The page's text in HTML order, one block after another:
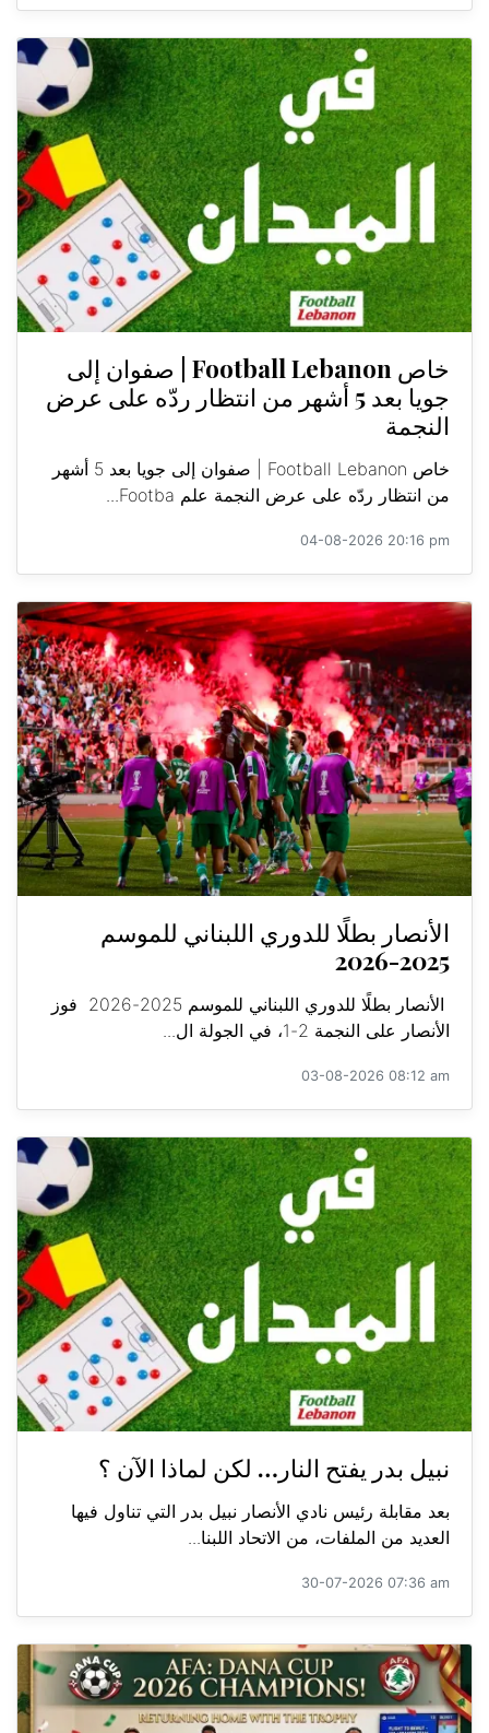
خاص Football Lebanon | صفوان إلى
جويا بعد 5 أشهر من انتظار ردّه على عرض
النجمة
خاص Football Lebanon | صفوان إلى جويا بعد 5 أشهر
من انتظار ردّه على عرض النجمة علم Footba...
04-08-2026 20:16 pm
الأنصار بطلًا للدوري اللبناني للموسم
2025-2026
الأنصار بطلًا للدوري اللبناني للموسم 2025-2026 فوز
الأنصار على النجمة 2-1، في الجولة ال...
03-08-2026 08:12 am
نبيل بدر يفتح النار… لكن لماذا الآن ؟
بعد مقابلة رئيس نادي الأنصار نبيل بدر التي تناول فيها
العديد من الملفات، من الاتحاد اللبنا...
30-07-2026 07:36 am